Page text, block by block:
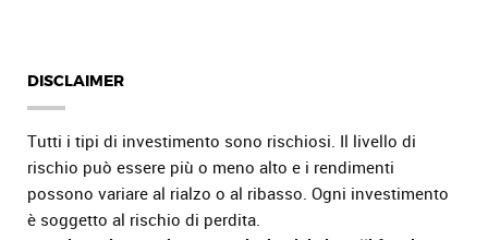
DISCLAIMER
Tutti i tipi di investimento sono rischiosi. Il livello di
rischio può essere più o meno alto e i rendimenti
possono variare al rialzo o al ribasso. Ogni investimento
è soggetto al rischio di perdita.